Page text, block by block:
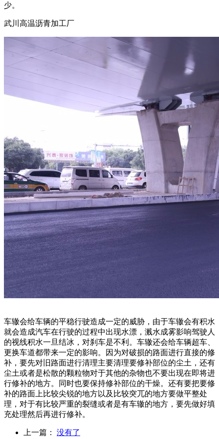
少。
武川高温沥青加工厂
车辙会给车辆的平稳行驶造成一定的威胁，由于车辙会有积水
就会造成汽车在行驶的过程中出现水漂，溅水成雾影响驾驶人
的视线积水一旦结冰，对刹车是不利。车辙还会给车辆超车、
更换车道都带来一定的影响。因为对破损的路面进行直接的修
补，要先对旧路面进行清理主要清理要修补部位的尘土，还有
尘土或者是松散的颗粒物对于其他的杂物也不要出现在即将进
行修补的地方。同时也要保持修补部位的干燥。还有要把要修
补的路面上比较尖锐的地方以及比较突兀的地方要做平整处
理，对于有比较严重的裂缝或者是有车辙的地方，要先做好填
充处理然后再进行修补。
上一篇：
没有了